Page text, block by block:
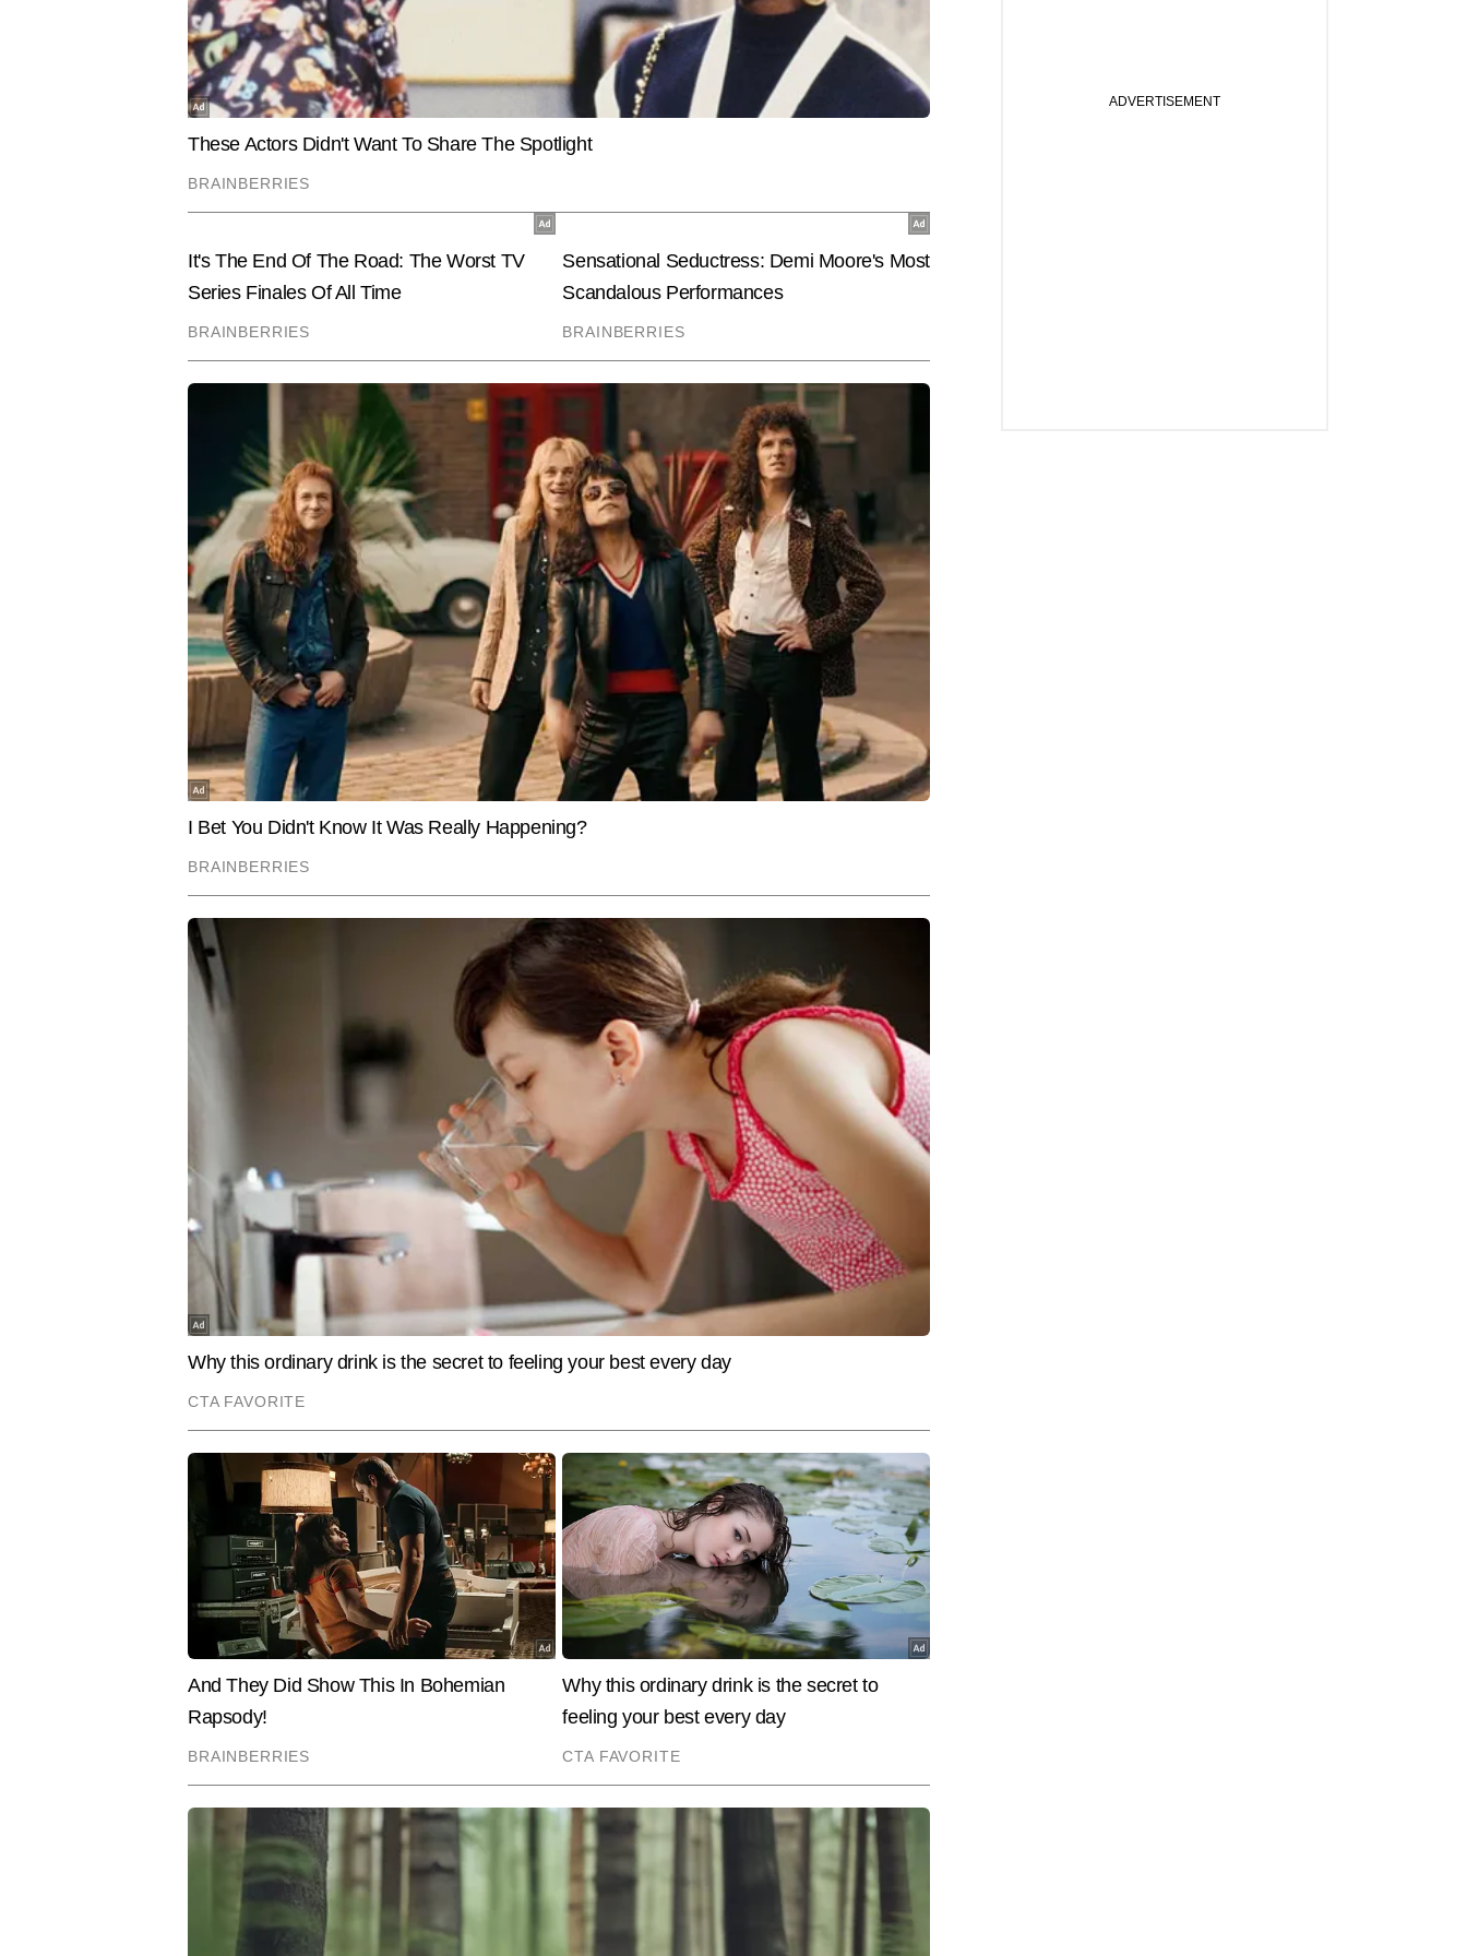
अभय AUTHOR
अभय टाइम्स नाउ नवभारत डिजिटल में एंटरटेनमेंट डेस्क पर चीफ कॉपी एडिटर हैं। टीवी पत्रकारिता में डिप्लोमा हासिल करने वाले
अभय मनोरंजन जगत की खबरों पर मजबूत पकड़ रखते हैं। वे फिल्म, टीवी, ओटीटी और सेलिब्रिटी अपडेट्स को सरल भाषा में और
सटीक जानकारी के साथ पेश करने के लिए जाने जाते हैं। अभय अबतक 9,000 से अधिक खबरें लिख चुके हैं। तेजी से बदलती
एंटरटेनमेंट इंडस्ट्री में खबरों को पकड़ने, रिसर्च करने और समय पर प्रकाशित करने में उनकी खास दक्षता है।